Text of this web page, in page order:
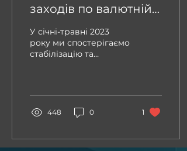
заходів по валютній
лібералізації на
платіжний баланс
2023
У січні-травні 2023
року ми спостерігаємо
стабілізацію та
Так, відтік валюти за
операц
448 0 1